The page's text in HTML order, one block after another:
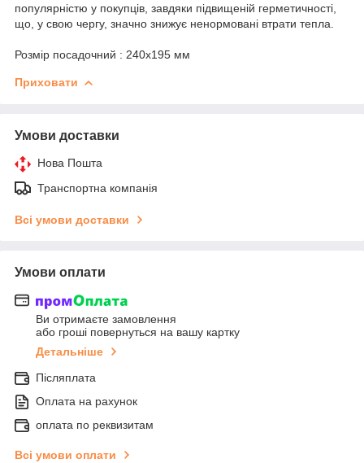
популярністю у покупців, завдяки підвищеній герметичності,
що, у свою чергу, значно знижує ненормовані втрати тепла.
Розмір посадочний : 240х195 мм
Приховати
Умови доставки
Нова Пошта
Транспортна компанія
Всі умови доставки
Умови оплати
Ви отримаєте замовлення
або гроші повернуться на вашу картку
Детальніше
Післяплата
Оплата на рахунок
оплата по реквизитам
Всі умови оплати